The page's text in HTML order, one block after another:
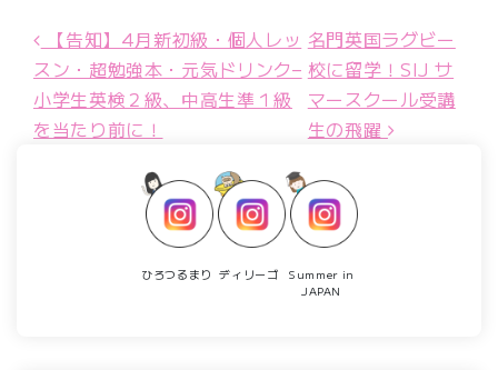
投稿ナビゲーション
【告知】4月新初級・個人レッ
スン・超勉強本・元気ドリンク–
小学生英検２級、中高生準１級
を当たり前に！
名門英国ラグビー
校に留学！SIJ サ
マースクール受講
生の飛躍
ひろつるまり ディリーゴ
Summer in
JAPAN